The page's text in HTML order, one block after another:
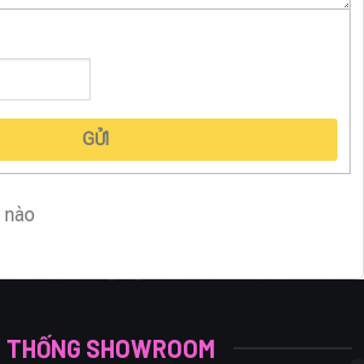
GỬI
THỐNG SHOWROOM